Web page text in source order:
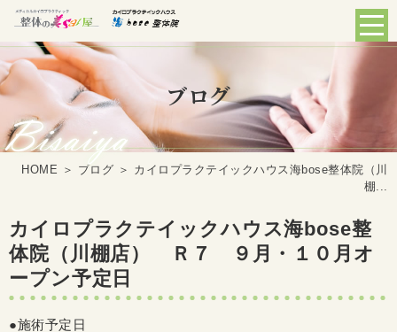
ブログ
HOME ＞ ブログ ＞ カイロプラクテイックハウス海bose整体院（川
棚...
カイロプラクテイックハウス海bose整
体院（川棚店） Ｒ７ ９月・１０月オ
ープン予定日
●施術予定日